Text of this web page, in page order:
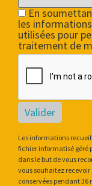
En
les
utilisées pour
traitement de
Valider
Les informations
fichier informatisé géré
dans le but de vous
vous souhaitez
conservées pendant 36